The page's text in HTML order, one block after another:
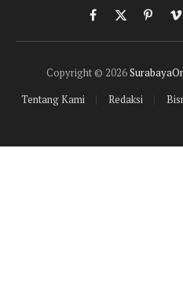
Facebook
X
(Twitter)
Copyright © 2026
Tentang Kami
Redaksi